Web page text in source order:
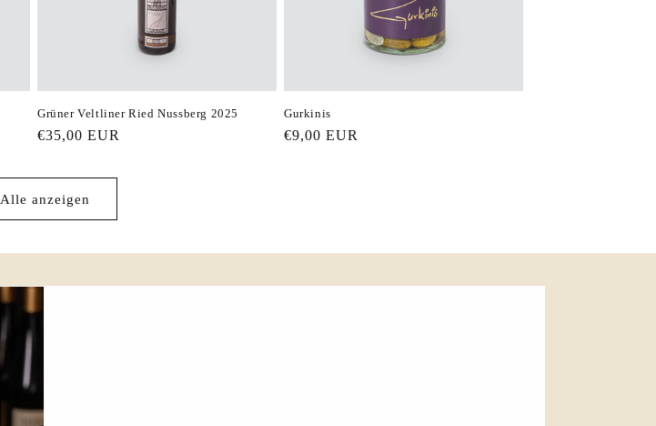
Grüner Veltliner Ried Nussberg 2025
Normaler
€35,00 EUR
Gurkinis
Normaler
€9,00 EUR
Alle anzeigen